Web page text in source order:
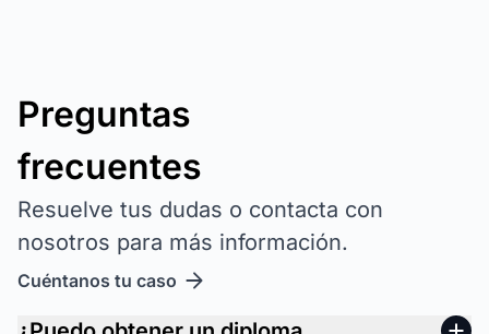
Preguntas
frecuentes
Resuelve tus dudas o contacta con
nosotros para más información.
Cuéntanos tu caso